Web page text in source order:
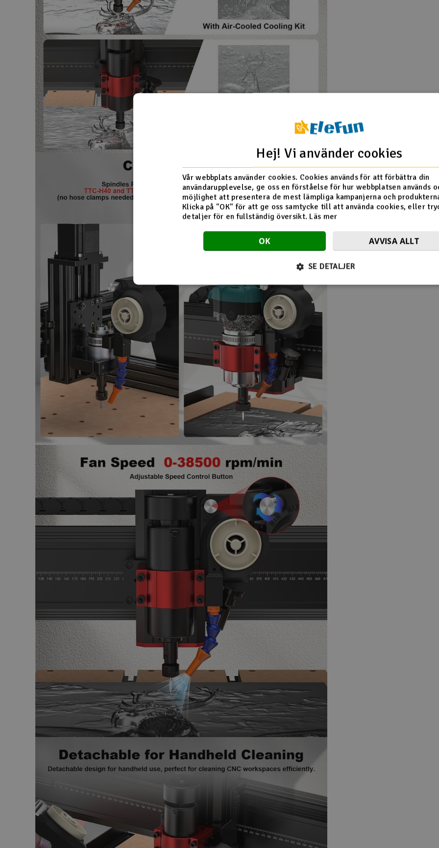
Hej! Vi använder cookies
Vår webbplats använder cookies. Cookies används för att förbättra din
användarupplevelse, ge oss en förståelse för hur webbplatsen används
möjlighet att presentera de mest lämpliga kampanjerna och
Klicka på "OK" för att ge oss samtycke till att använda cookies, eller
detaljer för en fullständig översikt. Läs mer
OK AVVISA ALLT
SE DETALJER